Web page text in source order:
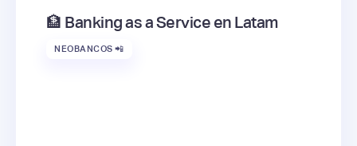
🏦 Banking as a Service en Latam
NEOBANCOS 📲